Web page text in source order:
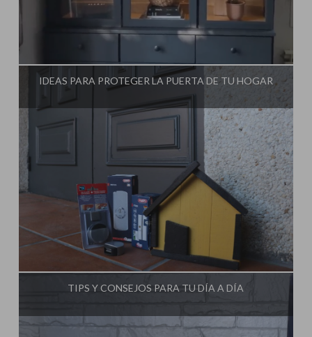
Influencer:Steffido
IDEAS PARA PROTEGER LA PUERTA DE TU HOGAR
Influencer:Steffido
TIPS Y CONSEJOS PARA TU DÍA A DÍA